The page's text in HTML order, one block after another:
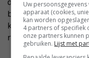
bedienen. Zo kun je
klaarmaken en met
robottrekker werkt op
Uw
apparaat (cookies,
kan worden
4 partners of specifiek
onze partners kunnen
gebruiken. Lijst met